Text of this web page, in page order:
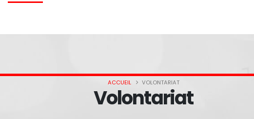
ACCUEIL VOLONTARIAT
Volontariat